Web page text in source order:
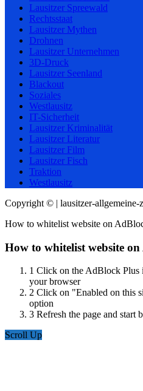
Lausitzer Spreewald
Rechtsstaat
Lausitzer Mythen
Drohnen
Lausitzer Unternehmen
3D-Druck
Lausitzer Seenland
Blackout
Soziales
Westlausitz
IT-Sicherheit
Lausitzer Kriminalität
Lausitzer Literatur
Lausitzer Film
Lausitzer Fisch
Traktion
Westlausitz
Copyright © | lausitzer-allgemeine-
How to whitelist website on
How to whitelist website
1 Click on the AdBlock Plus
your browser
2 Click on "Enabled on this
option
3 Refresh the page and start
Scroll Up